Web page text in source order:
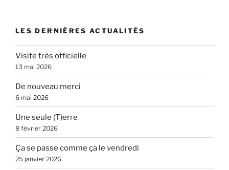
LES DERNIÈRES ACTUALITÉS
Visite très officielle
13 mai 2026
De nouveau merci
6 mai 2026
Une seule (T)erre
8 février 2026
Ça se passe comme ça le vendredi
25 janvier 2026